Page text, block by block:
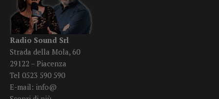
Radio Sound Srl
Strada della Mola, 60
29122 – Piacenza
Tel 0523 590 590
E-mail: info@